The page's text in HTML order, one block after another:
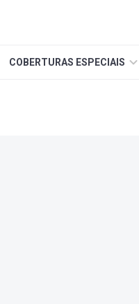
COBERTURAS ESPECIAIS